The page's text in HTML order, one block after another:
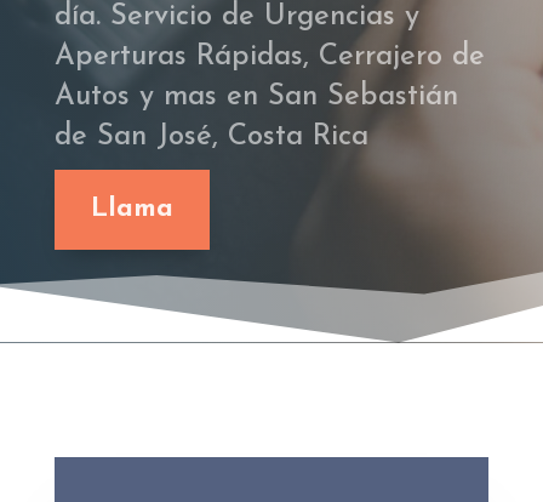
día. Servicio de Urgencias y
Aperturas Rápidas, Cerrajero de
Autos y mas en San Sebastián
de San José, Costa Rica
Llama